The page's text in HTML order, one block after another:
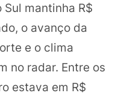
Sul mantinha R$
o avanço da
e o clima
no radar. Entre os
estava em R$